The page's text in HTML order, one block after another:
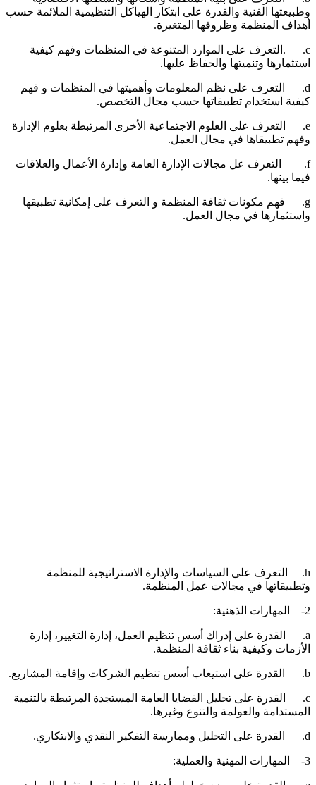
الفنية والقدرة على ابتكار الهياكل التنظيمية الملائمة حسب
المنظمة وظروفها المتغيرة.
c. .التعرف على الموارد المتنوعة في المنظمات وفهم كيفية
وتنميتها والحفاظ عليها.
d. التعرف على نظم المعلومات وأهميتها في المنظمات و فهم
استخدام تطبيقاتها حسب مجال التخصص.
e. التعرف على العلوم الاجتماعية الأخرى المرتبطة بعلوم الإدارة
تطبيقاها في مجال العمل.
f. التعرف عل مجالات الإدارة العامة وإدارة الأعمال والعلاقات
بينها.
g. فهم مكونات ثقافة المنظمة و التعرف على إمكانية تطبيقها
في مجال العمل.
h. التعرف على السياسات والإدارة الاستراتيجية للمنظمة
في مجالات عمل المنظمة.
a. القدرة على إدراك أسس تنظيم العمل، إدارة التغيير، إدارة
وكيفية بناء ثقافة المنظمة.
c. القدرة على تحليل القضايا العامة المستجدة المرتبطة بالتنمية
والعولمة والتنوع وغيرها.